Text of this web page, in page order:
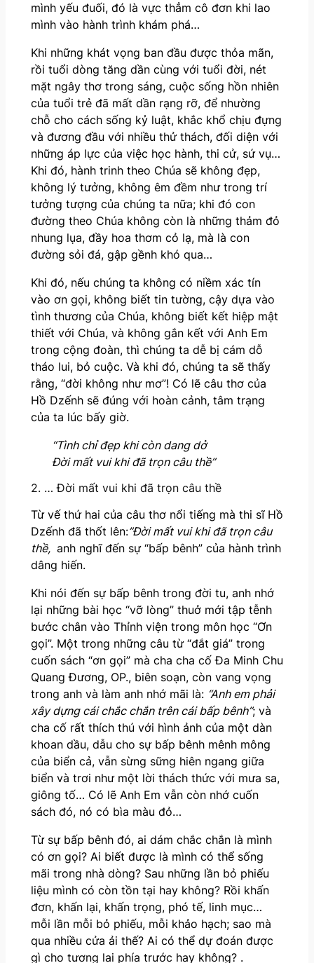
mình yếu đuối, đó là vực thẳm cô đơn khi lao
mình vào hành trình khám phá…
Khi những khát vọng ban đầu được thỏa mãn,
rồi tuổi dòng tăng dần cùng với tuổi đời, nét
mặt ngây thơ trong sáng, cuộc sống hồn nhiên
của tuổi trẻ đã mất dần rạng rỡ, để nhường
chỗ cho cách sống kỷ luật, khắc khổ chịu đựng
và đương đầu với nhiều thử thách, đối diện với
những áp lực của việc học hành, thi cử, sứ vụ…
Khi đó, hành trinh theo Chúa sẽ không đẹp,
không lý tưởng, không êm đềm như trong trí
tưởng tượng của chúng ta nữa; khi đó con
đường theo Chúa không còn là những thảm đỏ
nhung lụa, đầy hoa thơm cỏ lạ, mà là con
đường sỏi đá, gập gềnh khó qua…
Khi đó, nếu chúng ta không có niềm xác tín
vào ơn gọi, không biết tin tường, cậy dựa vào
tình thương của Chúa, không biết kết hiệp mật
thiết với Chúa, và không gắn kết với Anh Em
trong cộng đoàn, thì chúng ta dễ bị cám dỗ
tháo lui, bỏ cuộc. Và khi đó, chúng ta sẽ thấy
rằng, “đời không như mơ”! Có lẽ câu thơ của
Hồ Dzếnh sẽ đúng với hoàn cảnh, tâm trạng
của ta lúc bấy giờ.
“Tình chỉ đẹp khi còn dang dở
Đời mất vui khi đã trọn câu thề”
2. … Đời mất vui khi đã trọn câu thề
Từ vế thứ hai của câu thơ nổi tiếng mà thi sĩ Hồ
Dzếnh đã thốt lên:”Đời mất vui khi đã trọn câu
thề, anh nghĩ đến sự “bấp bênh” của hành trình
dâng hiến.
Khi nói đến sự bấp bênh trong đời tu, anh nhớ
lại những bài học “vỡ lòng” thuở mới tập tễnh
bước chân vào Thỉnh viện trong môn học “Ơn
gọi”. Một trong những câu từ “đắt giá” trong
cuốn sách “ơn gọi” mà cha cha cố Đa Minh Chu
Quang Đương, OP., biên soạn, còn vang vọng
trong anh và làm anh nhớ mãi là: “Anh em phải
xây dựng cái chắc chắn trên cái bấp bênh”; và
cha cố rất thích thú với hình ảnh của một dàn
khoan dầu, dẫu cho sự bấp bênh mênh mông
của biển cả, vẫn sừng sững hiên ngang giữa
biển và trơi như một lời thách thức với mưa sa,
giông tố… Có lẽ Anh Em vẫn còn nhớ cuốn
sách đó, nó có bìa màu đỏ…
Từ sự bấp bênh đó, ai dám chắc chắn là mình
có ơn gọi? Ai biết được là mình có thể sống
mãi trong nhà dòng? Sau những lần bỏ phiếu
liệu mình có còn tồn tại hay không? Rồi khấn
đơn, khấn lại, khấn trọng, phó tế, linh mục…
mỗi lần mỗi bỏ phiếu, mỗi khảo hạch; sao mà
qua nhiều cửa ải thế? Ai có thể dự đoán được
gì cho tương lai phía trước hay không? .